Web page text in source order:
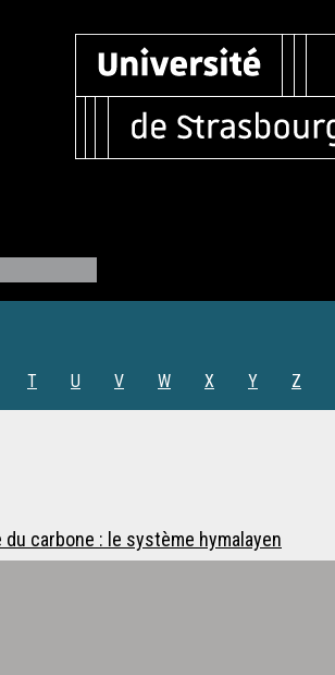
T U V W X Y Z
carbone : le système hymalayen